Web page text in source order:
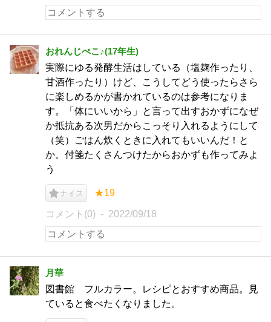
おれんじぺこ♪(17年生)
実際にゆる発酵生活はしている（塩麹作ったり、
甘酒作ったり）けど、こうしてどう使ったらさら
に楽しめるかが書かれているのは参考になりま
す。「体にいいから」と言って出すおかずになぜ
か抵抗ある次男だからこっそり入れるようにして
（笑）ごはん炊くときに入れてもいいんだ！と
か。付箋たくさんつけたからおかずも作ってみよ
う
ナイス ★19
コメント(0) 2022/09/18
月華
図書館 フルカラー。レシピとおすすめ商品。見
ていると食べたくなりました。